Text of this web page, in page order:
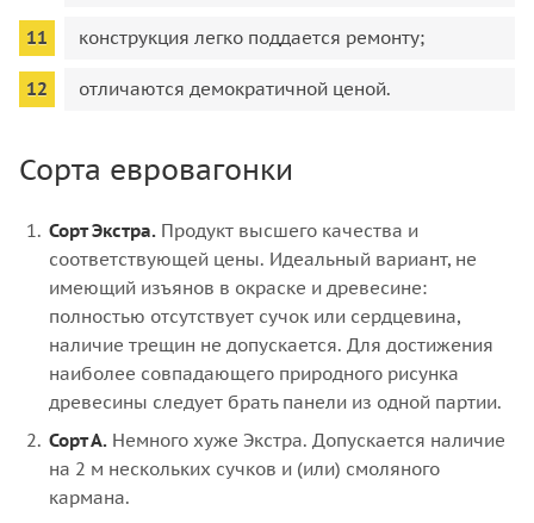
конструкция легко поддается ремонту;
отличаются демократичной ценой.
Сорта евровагонки
Сорт Экстра. Продукт высшего качества и
соответствующей цены. Идеальный вариант, не
имеющий изъянов в окраске и древесине:
полностью отсутствует сучок или сердцевина,
наличие трещин не допускается. Для достижения
наиболее совпадающего природного рисунка
древесины следует брать панели из одной партии.
Сорт А. Немного хуже Экстра. Допускается наличие
на 2 м нескольких сучков и (или) смоляного
кармана.